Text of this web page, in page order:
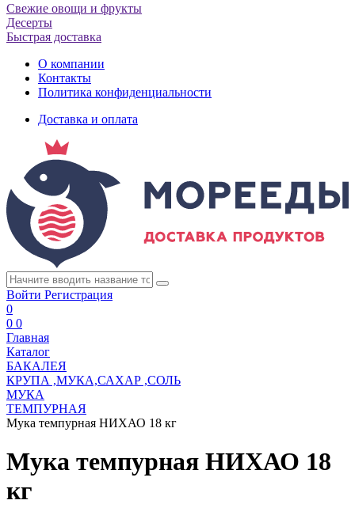
Свежие овощи и фрукты
Десерты
Быстрая доставка
О компании
Контакты
Политика конфиденциальности
Доставка и оплата
Войти Регистрация
0
0 0
Главная
Каталог
БАКАЛЕЯ
КРУПА ,МУКА,САХАР ,СОЛЬ
МУКА
ТЕМПУРНАЯ
Мука темпурная НИХАО 18 кг
Мука темпурная НИХАО 18
кг